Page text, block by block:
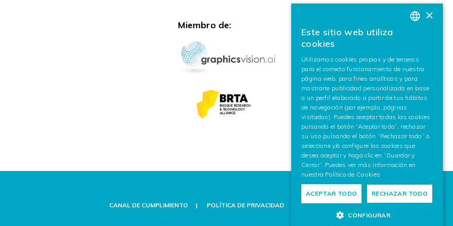
Miembro de:
CANAL DE CUMPLIMIENTO POLÍTICA DE PRIVACIDAD POLÍTICA DE COOKIES AVISO LEGAL
ENGLISH
×
Este sitio web utiliza
cookies
Utilizamos cookies propias y de terceros
para el correcto funcionamiento de nuestra
página web, para fines analíticos y para
mostrarte publicidad personalizada en base
a un perfil elaborado a partir de tus hábitos
de navegación (por ejemplo, páginas
visitadas). Puedes aceptar todas las cookies
pulsando el botón “Aceptar todo”, rechazar
su uso pulsando el botón “Rechazar todo” o
seleccione y/o configure las cookies que
desea aceptar y haga clic en “Guardar y
Cerrar”. Puedes ver más información en
nuestra Política de Cookies
ACEPTAR TODO RECHAZAR TODO
CONFIGURAR